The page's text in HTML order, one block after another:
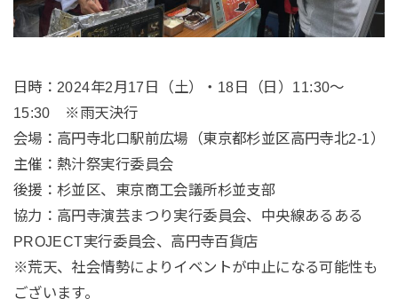
日時：2024年2月17日（土）・18日（日）11:30～
15:30 ※雨天決行
会場：高円寺北口駅前広場（東京都杉並区高円寺北2-1）
主催：熱汁祭実行委員会
後援：杉並区、東京商工会議所杉並支部
協力：高円寺演芸まつり実行委員会、中央線あるある
PROJECT実行委員会、高円寺百貨店
※荒天、社会情勢によりイベントが中止になる可能性も
ございます。